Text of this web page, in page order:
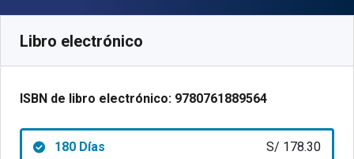
Libro electrónico
ISBN de libro electrónico: 9780761889564
180 Días S/ 178.30